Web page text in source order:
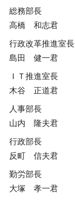
総務部長
高橋 和志君
行政改革推進室長
島田 健一君
ＩＴ推進室長
木谷 正道君
人事部長
山内 隆夫君
行政部長
反町 信夫君
勤労部長
大塚 孝一君